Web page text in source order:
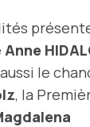
Anne
le
, la